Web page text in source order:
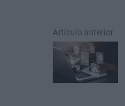
Artículo anterior